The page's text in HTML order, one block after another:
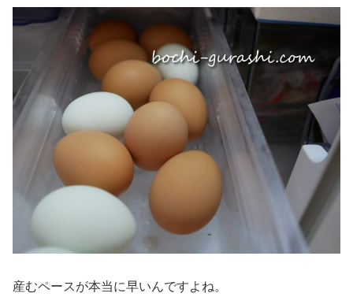
産むペースが本当に早いんですよね。